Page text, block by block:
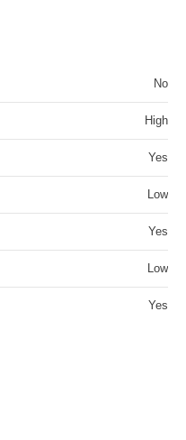
No
High
Yes
Low
Yes
Low
Yes